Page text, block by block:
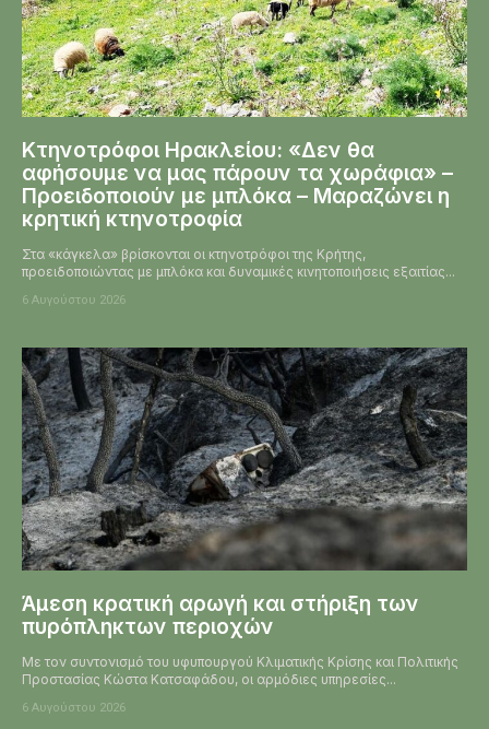
Κτηνοτρόφοι Ηρακλείου: «Δεν θα
αφήσουμε να μας πάρουν τα χωράφια» –
Προειδοποιούν με μπλόκα – Μαραζώνει η
κρητική κτηνοτροφία
Στα «κάγκελα» βρίσκονται οι κτηνοτρόφοι της Κρήτης,
προειδοποιώντας με μπλόκα και δυναμικές κινητοποιήσεις εξαιτίας...
6 Αυγούστου 2026
Άμεση κρατική αρωγή και στήριξη των
πυρόπληκτων περιοχών
Με τον συντονισμό του υφυπουργού Κλιματικής Κρίσης και Πολιτικής
Προστασίας Κώστα Κατσαφάδου, οι αρμόδιες υπηρεσίες...
6 Αυγούστου 2026